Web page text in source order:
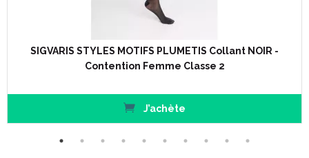
SIGVARIS STYLES MOTIFS PLUMETIS Collant NOIR -
Contention Femme Classe 2
J’achète